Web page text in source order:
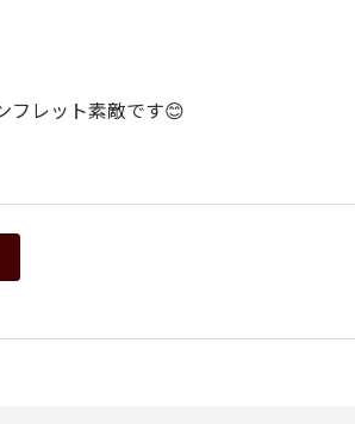
フレット素敵です😊